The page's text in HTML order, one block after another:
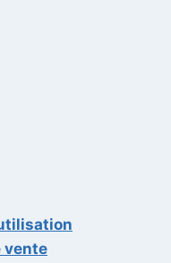
vente